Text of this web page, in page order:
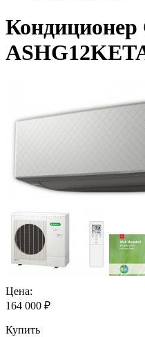
Кондиционер
Цена:
164 000 ₽
Купить